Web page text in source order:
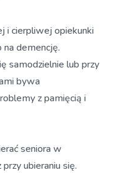
i cierpliwej opiekunki
na demencję.
samodzielnie lub przy
bywa
z pamięcią i
seniora w
ubieraniu się.